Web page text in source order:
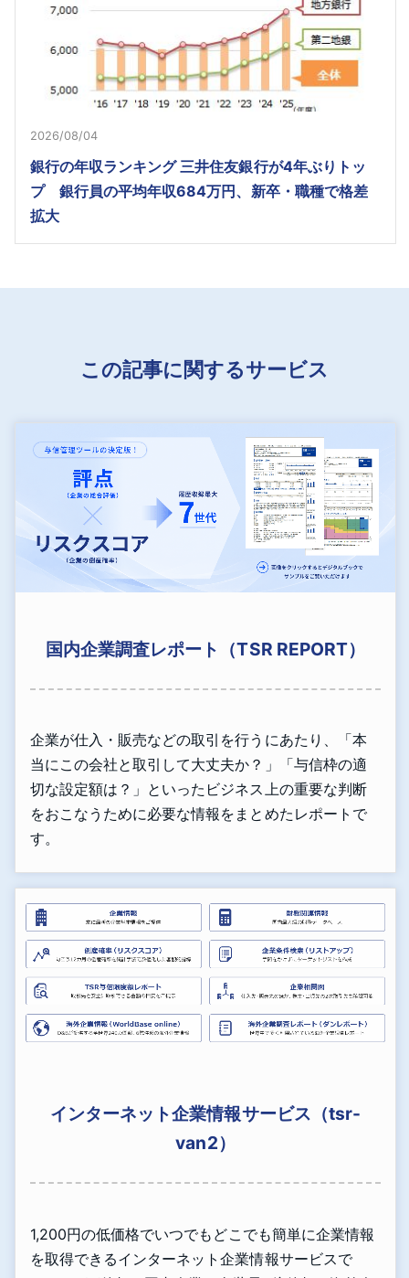
2026/08/04
銀行の年収ランキング 三井住友銀行が4年ぶりトッ
プ 銀行員の平均年収684万円、新卒・職種で格差
拡大
この記事に関するサービス
国内企業調査レポート（TSR REPORT）
企業が仕入・販売などの取引を行うにあたり、「本
当にこの会社と取引して大丈夫か？」「与信枠の適
切な設定額は？」といったビジネス上の重要な判断
をおこなうために必要な情報をまとめたレポートで
す。
インターネット企業情報サービス（tsr-
van2）
1,200円の低価格でいつでもどこでも簡単に企業情報
を取得できるインターネット企業情報サービスで